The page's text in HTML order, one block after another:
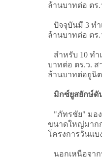
ล้านบาทต่อ ตร
ปัจจุบันมี 3 ทำ
ล้านบาทต่อ ตร
สำหรับ 10 ทำ
บาทต่อ ตร.ว. ส
ล้านบาทต่อยูนิ
มิกซ์ยูสยักษ์ดั
"ภัทรชัย" มอง
ขนาดใหญ่มาก
โครงการวันแบ
นอกเหนือจาก